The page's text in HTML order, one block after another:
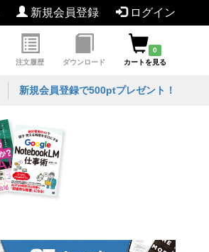
新規会員登録 ログイン
注文履歴 ダウンロード
0
カートを見る
新規会員登録で500ptプレゼント！